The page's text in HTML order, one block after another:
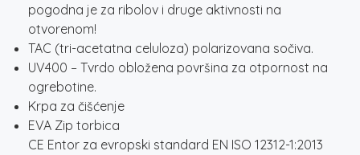
pogodna je za ribolov i druge aktivnosti na
otvorenom!
TAC (tri-acetatna celuloza) polarizovana sočiva.
UV400 – Tvrdo obložena površina za otpornost na
ogrebotine.
Krpa za čišćenje
EVA Zip torbica
CE Entor za evropski standard EN ISO 12312-1:2013